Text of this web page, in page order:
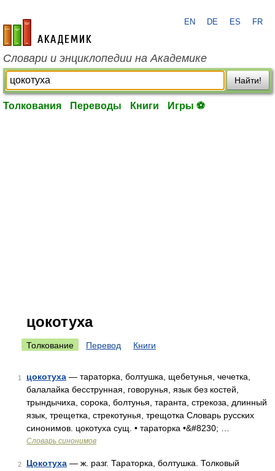
academic.ru
EN DE ES FR
Словари и энциклопедии на Академике
Найти!
Толкования Переводы Книги Игры ⚽
цокотуха
Толкование Перевод Книги
1 цокотуха — тараторка, болтушка, щебетунья, чечетка,
балалайка бесструнная, говорунья, язык без костей,
трындычиха, сорока, болтунья, таранта, стрекоза, длинный
язык, трещетка, стрекотунья, трещотка Словарь русских
синонимов. цокотуха сущ. • тараторка •&#8230; …
Словарь синонимов
2 Цокотуха — ж. разг. Тараторка, болтушка. Толковый